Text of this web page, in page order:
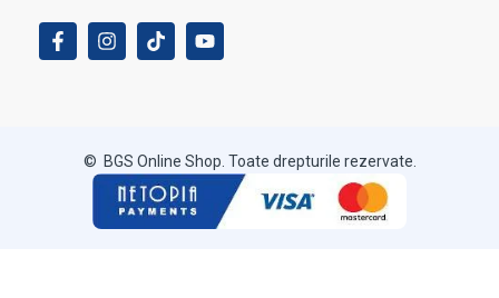
© BGS Online Shop. Toate drepturile rezervate.